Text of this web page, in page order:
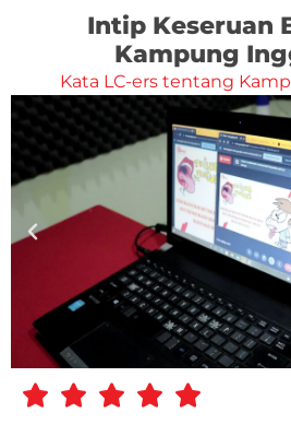
Intip Keseruan
Kampung
Kata LC-ers tentang